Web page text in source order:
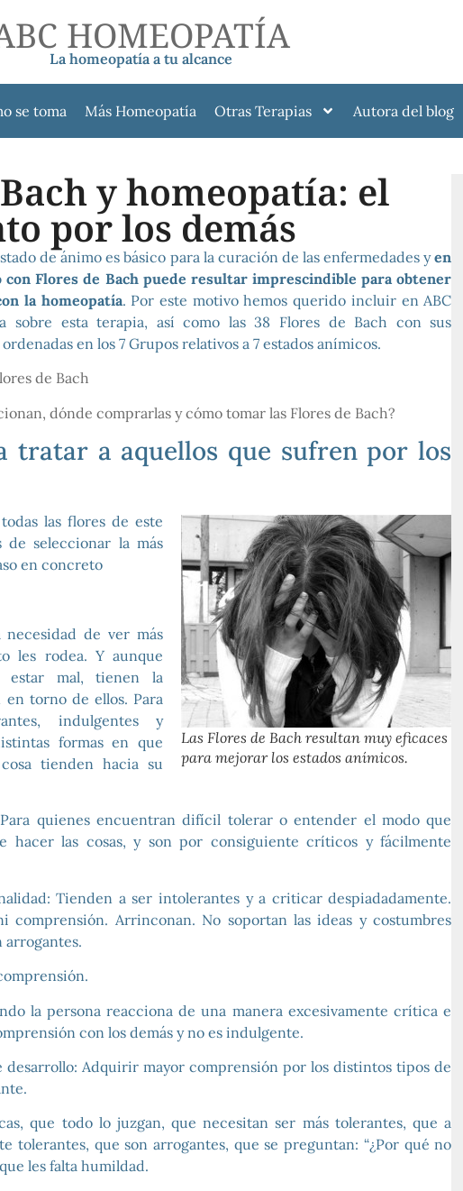
HOMEOPATÍA
La homeopatía a tu alcance
se toma Más Homeopatía Otras Terapias Autora del blog
y homeopatía: el
por los demás
de ánimo es básico para la curación de las enfermedades yen
Flores de Bach puede resultar imprescindible para obtener
la homeopatía. Por este motivo hemos querido incluir en ABC
sobre esta terapia, así como las 38 Flores de Bach con sus
en los 7 Grupos relativos a 7 estados anímicos.
de Bach
dónde comprarlas y cómo tomar las Flores de Bach?
tratar a aquellos que sufren por los
Las Flores de Bach resultan muy eficaces
para mejorar los estados anímicos.
las flores de este
de seleccionar la más
en concreto
necesidad de ver más
les rodea. Y aunque
estar mal, tienen la
torno de ellos. Para
indulgentes y
formas en que
tienden hacia su
quienes encuentran difícil tolerar o entender el modo que
hacer las cosas, y son por consiguiente críticos y fácilmente
Tienden a ser intolerantes y a criticar despiadadamente.
comprensión. Arrinconan. No soportan las ideas y costumbres
arrogantes.
la persona reacciona de una manera excesivamente crítica e
con los demás y no es indulgente.
desarrollo: Adquirir mayor comprensión por los distintos tipos de
que todo lo juzgan, que necesitan ser más tolerantes, que a
tolerantes, que son arrogantes, que se preguntan: “¿Por qué no
les falta humildad.